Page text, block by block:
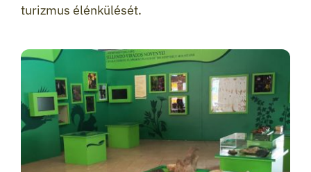
turizmus élénkülését.